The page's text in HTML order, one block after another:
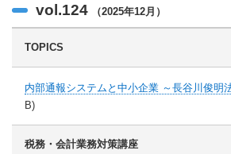
vol.124 （2025年12月）
TOPICS
内部通報システムと中小企業 ～長谷川俊明
B)
税務・会計業務対策講座